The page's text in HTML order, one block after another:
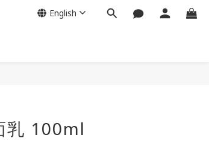
English
乳 100ml